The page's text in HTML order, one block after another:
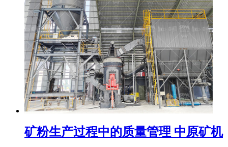
矿粉生产过程中的质量管理 中原矿机